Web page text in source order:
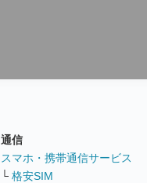
通信
スマホ・携帯通信サービス
└ 格安SIM